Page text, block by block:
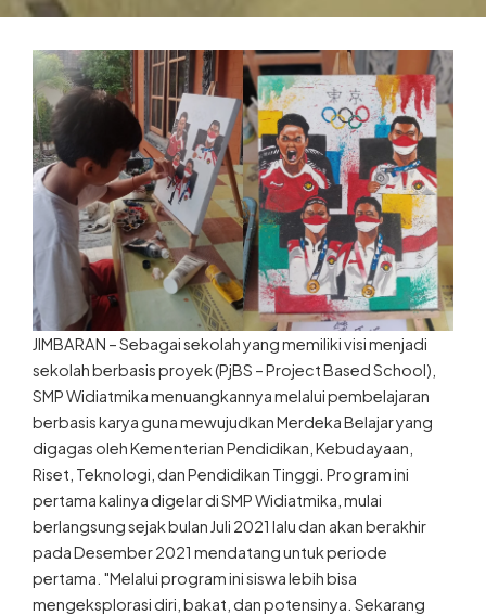
JIMBARAN – Sebagai sekolah yang memiliki visi menjadi
sekolah berbasis proyek (PjBS – Project Based School),
SMP Widiatmika menuangkannya melalui pembelajaran
berbasis karya guna mewujudkan Merdeka Belajar yang
digagas oleh Kementerian Pendidikan, Kebudayaan,
Riset, Teknologi, dan Pendidikan Tinggi. Program ini
pertama kalinya digelar di SMP Widiatmika, mulai
berlangsung sejak bulan Juli 2021 lalu dan akan berakhir
pada Desember 2021 mendatang untuk periode
pertama. "Melalui program ini siswa lebih bisa
mengeksplorasi diri, bakat, dan potensinya. Sekarang